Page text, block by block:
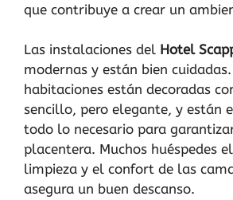
que contribuye a crear un
Las instalaciones del Hotel
modernas y están bien
habitaciones están decoradas
sencillo, pero elegante, y están
todo lo necesario para
placentera. Muchos huéspedes
limpieza y el confort de las
asegura un buen descanso.